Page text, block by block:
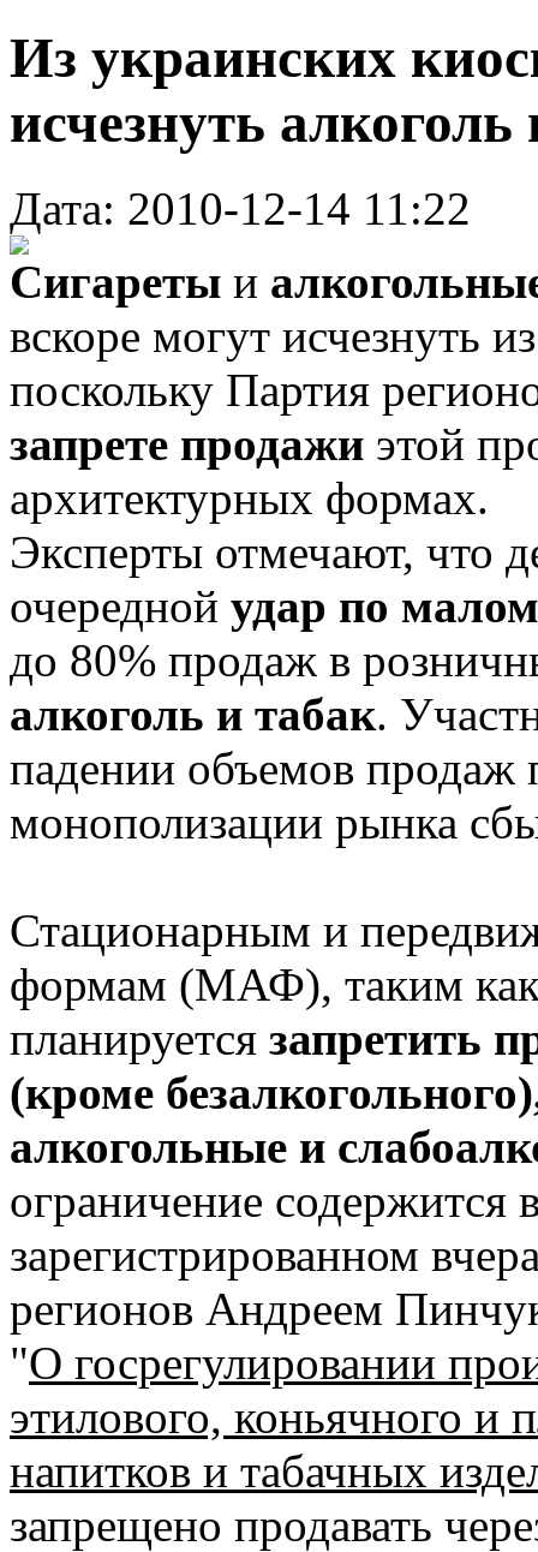
Из украинских
исчезнуть
Дата: 2010-12-14 11:22
Сигареты и
вскоре могут исчезнуть
поскольку Партия
запрете продажи этой
архитектурных формах.
Эксперты отмечают, что
очередной удар по
до 80% продаж в
алкоголь и табак.
падении объемов продаж
монополизации рынка
Стационарным и
формам (МАФ), таким
планируется запретить
(кроме
алкогольные и
ограничение содержится
зарегистрированном
регионов Андреем
"О госрегулировании
этилового, коньячного и
напитков и табачных
запрещено продавать